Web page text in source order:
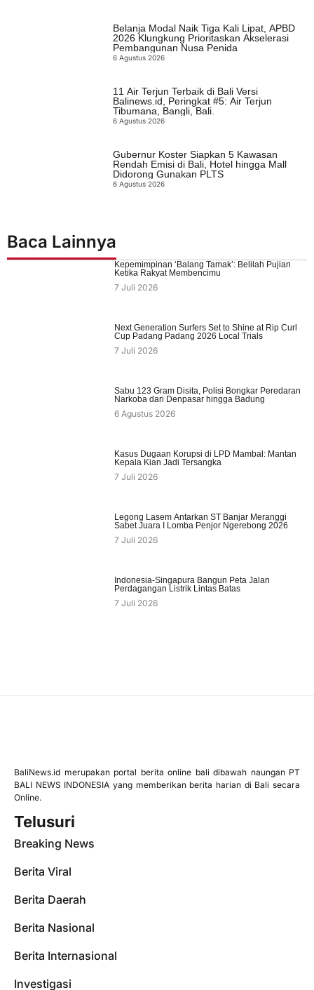
Belanja Modal Naik Tiga Kali Lipat, APBD
2026 Klungkung Prioritaskan Akselerasi
Pembangunan Nusa Penida
6 Agustus 2026
11 Air Terjun Terbaik di Bali Versi
Balinews.id, Peringkat #5: Air Terjun
Tibumana, Bangli, Bali.
6 Agustus 2026
Gubernur Koster Siapkan 5 Kawasan
Rendah Emisi di Bali, Hotel hingga Mall
Didorong Gunakan PLTS
6 Agustus 2026
Baca Lainnya
Kepemimpinan ‘Balang Tamak’: Belilah Pujian
Ketika Rakyat Membencimu
7 Juli 2026
Next Generation Surfers Set to Shine at Rip Curl
Cup Padang Padang 2026 Local Trials
7 Juli 2026
Sabu 123 Gram Disita, Polisi Bongkar Peredaran
Narkoba dari Denpasar hingga Badung
6 Agustus 2026
Kasus Dugaan Korupsi di LPD Mambal: Mantan
Kepala Kian Jadi Tersangka
7 Juli 2026
Legong Lasem Antarkan ST Banjar Meranggi
Sabet Juara I Lomba Penjor Ngerebong 2026
7 Juli 2026
Indonesia-Singapura Bangun Peta Jalan
Perdagangan Listrik Lintas Batas
7 Juli 2026
BaliNews.id merupakan portal berita online bali dibawah naungan PT
BALI NEWS INDONESIA yang memberikan berita harian di Bali secara
Online.
Telusuri
Breaking News
Berita Viral
Berita Daerah
Berita Nasional
Berita Internasional
Investigasi